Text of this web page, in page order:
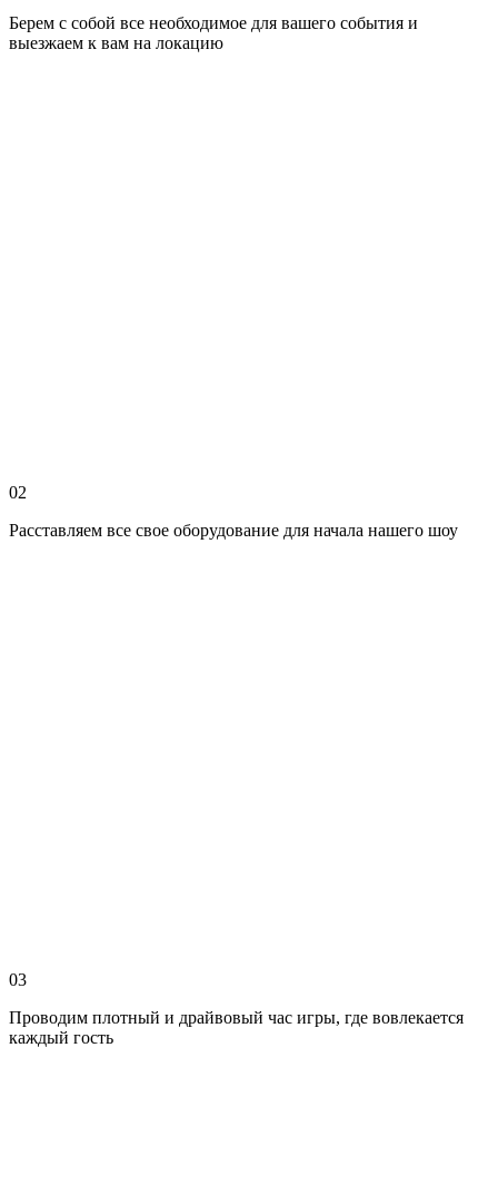
Берем с собой все необходимое для вашего события и
выезжаем к вам на локацию
02
Расставляем все свое оборудование для начала нашего шоу
03
Проводим плотный и драйвовый час игры, где вовлекается
каждый гость